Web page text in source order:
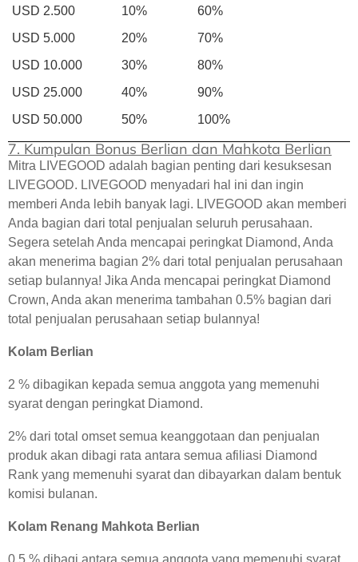
USD 2.500 10%
60%
USD 5.000
20%
70%
USD 10.000
30%
80%
USD 25.000
40%
90%
USD 50.000
50% 100%
7. Kumpulan Bonus Berlian dan Mahkota Berlian
Mitra LIVEGOOD adalah bagian penting dari kesuksesan
LIVEGOOD. LIVEGOOD menyadari hal ini dan ingin
memberi Anda lebih banyak lagi. LIVEGOOD akan memberi
Anda bagian dari total penjualan seluruh perusahaan.
Segera setelah Anda mencapai peringkat Diamond, Anda
akan menerima bagian 2% dari total penjualan perusahaan
setiap bulannya! Jika Anda mencapai peringkat Diamond
Crown, Anda akan menerima tambahan 0.5% bagian dari
total penjualan perusahaan setiap bulannya!
Kolam Berlian
2 % dibagikan kepada semua anggota yang memenuhi
syarat dengan peringkat Diamond.
2% dari total omset semua keanggotaan dan penjualan
produk akan dibagi rata antara semua afiliasi Diamond
Rank yang memenuhi syarat dan dibayarkan dalam bentuk
komisi bulanan.
Kolam Renang Mahkota Berlian
0,5 % dibagi antara semua anggota yang memenuhi syarat